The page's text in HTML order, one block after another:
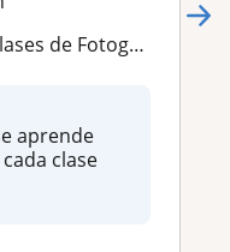
| Desde Nivel Principiante
aprende
clase